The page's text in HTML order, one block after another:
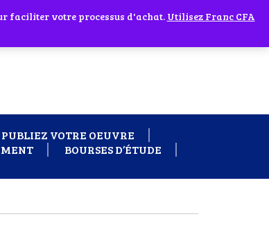
PUBLIEZ VOTRE OEUVRE
BOURSES D’ÉTUDE
faciliter votre processus d'achat. Utilisez Franc CFA